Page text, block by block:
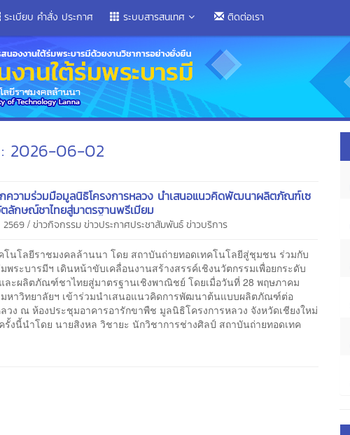
ระเบียบ คำสั่ง ประกาศ ระบบสารสนเทศ ติดต่อเรา
2026-06-02
ความร่วมมือมูลนิธิโครงการหลวง นำเสนอแนวคิดพัฒนาผลิตภัณฑ์เซ
ลักษณ์ชาไทยสู่มาตรฐานพรีเมียม
2569 /ข่าวกิจกรรม ข่าวประกาศประชาสัมพันธ์ ข่าวบริการ
โนโลยีราชมงคลล้านนา โดย สถาบันถ่ายทอดเทคโนโลยีสู่ชุมชน ร่วมกับ
พระบารมีฯ เดินหน้าขับเคลื่อนงานสร้างสรรค์เชิงนวัตกรรมเพื่อยกระดับ
ะผลิตภัณฑ์ชาไทยสู่มาตรฐานเชิงพาณิชย์ โดยเมื่อวันที่ 28 พฤษภาคม
หาวิทยาลัยฯ เข้าร่วมนำเสนอแนวคิดการพัฒนาต้นแบบผลิตภัณฑ์ต่อ
วง ณ ห้องประชุมอาคารอารักขาพืช มูลนิธิโครงการหลวง จังหวัดเชียงใหม่
รั้งนี้นำโดย นายสิงหล วิชายะ นักวิชาการช่างศิลป์ สถาบันถ่ายทอดเทค